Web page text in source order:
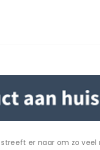
er naar om zo veel